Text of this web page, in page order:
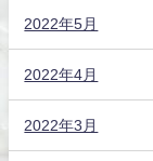
2022年5月
2022年4月
2022年3月